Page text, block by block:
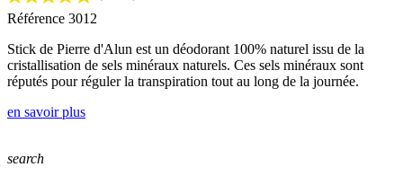
Référence 3012
Stick de Pierre d'Alun est un déodorant 100% naturel issu de la
cristallisation de sels minéraux naturels. Ces sels minéraux sont
réputés pour réguler la transpiration tout au long de la journée.
en savoir plus
search